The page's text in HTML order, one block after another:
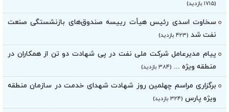
سخاوت اسدی رئیس هیأت‌ رییسه صندوق‌های بازنشستگی صنعت
نفت شد (۴۲۳ بازدید)
پیام مدیرعامل شرکت ملی نفت در پی شهادت دو تن از همکاران در
منطقه ویژه ...
برگزاری مراسم چهلمین روز شهادت شهدای خدمت در سازمان منطقه
ویژه پارس (۳۲۴ بازدید)